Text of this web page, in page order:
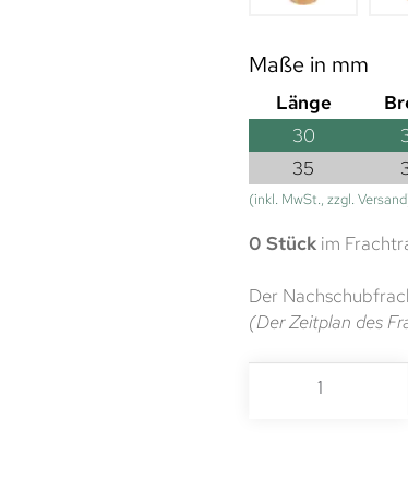
Maße in mm
Länge
30
35
(inkl. MwSt., zzgl.
0 Stück im
Der
(Der Zeitplan des